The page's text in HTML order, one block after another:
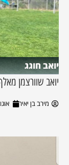
יואב חוגג
יואב שוורצמן
מירב בן יאיר